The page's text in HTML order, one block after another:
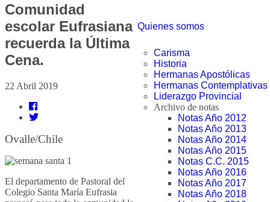
Quienes somos
Carisma
Historia
Hermanas Apostólicas
Hermanas Contemplativas
Liderazgo Provincial
Archivo de notas
Notas Año 2012
Notas Año 2013
Notas Año 2014
Notas Año 2015
Notas C.C. 2015
Notas Año 2016
Notas Año 2017
Notas Año 2018
Comunidad
escolar Eufrasiana
recuerda la Última
Cena.
22 Abril 2019
Ovalle/Chile
El departamento de Pastoral del
Colegio Santa María Eufrasia